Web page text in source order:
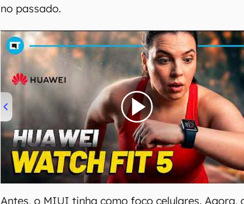
no passado.
00:00/04:51
Antes, o MIUI tinha como foco celulares. Agora,